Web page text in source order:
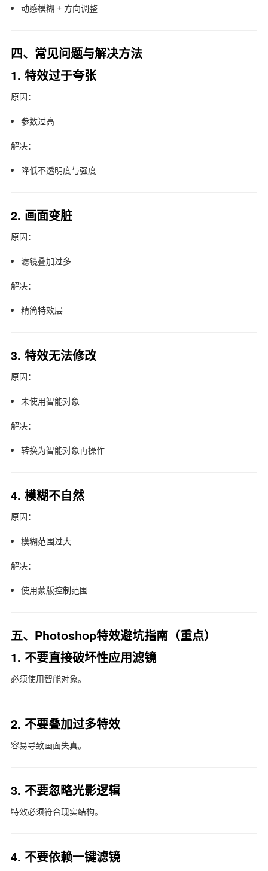
动感模糊 + 方向调整
四、常见问题与解决方法
1. 特效过于夸张
原因：
参数过高
解决：
降低不透明度与强度
2. 画面变脏
原因：
滤镜叠加过多
解决：
精简特效层
3. 特效无法修改
原因：
未使用智能对象
解决：
转换为智能对象再操作
4. 模糊不自然
原因：
模糊范围过大
解决：
使用蒙版控制范围
五、Photoshop特效避坑指南（重点）
1. 不要直接破坏性应用滤镜
必须使用智能对象。
2. 不要叠加过多特效
容易导致画面失真。
3. 不要忽略光影逻辑
特效必须符合现实结构。
4. 不要依赖一键滤镜